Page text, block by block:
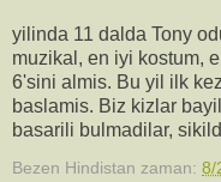
yilinda 11 dalda Tony
muzikal, en iyi kostum,
6'sini almis. Bu yil ilk
baslamis. Biz kizlar
basarili bulmadilar,
Bezen Hindistan zaman: 8/